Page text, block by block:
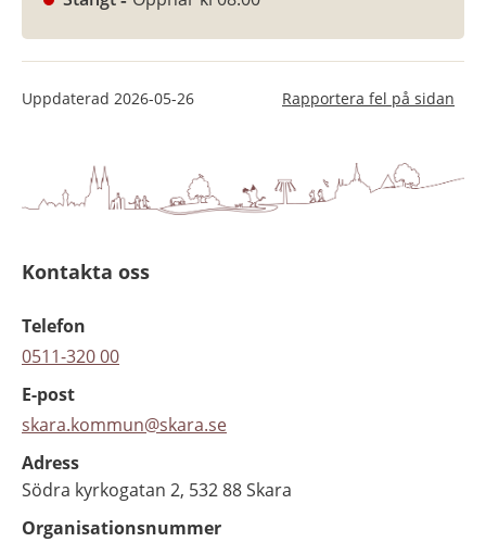
Uppdaterad 2026-05-26 Rapportera fel på sidan
Kontakta oss
Telefon
0511-320 00
E-post
skara.kommun@skara.se
Adress
Södra kyrkogatan 2, 532 88 Skara
Organisationsnummer